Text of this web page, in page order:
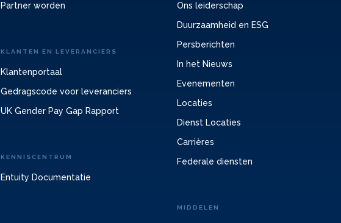
Partner worden
KLANTEN EN LEVERANCIERS
Klantenportaal
Gedragscode voor leveranciers
UK Gender Pay Gap Rapport
KENNISCENTRUM
Entuity Documentatie
Ons leiderschap
Duurzaamheid en ESG
Persberichten
In het Nieuws
Evenementen
Locaties
Dienst Locaties
Carrières
Federale diensten
MIDDELEN